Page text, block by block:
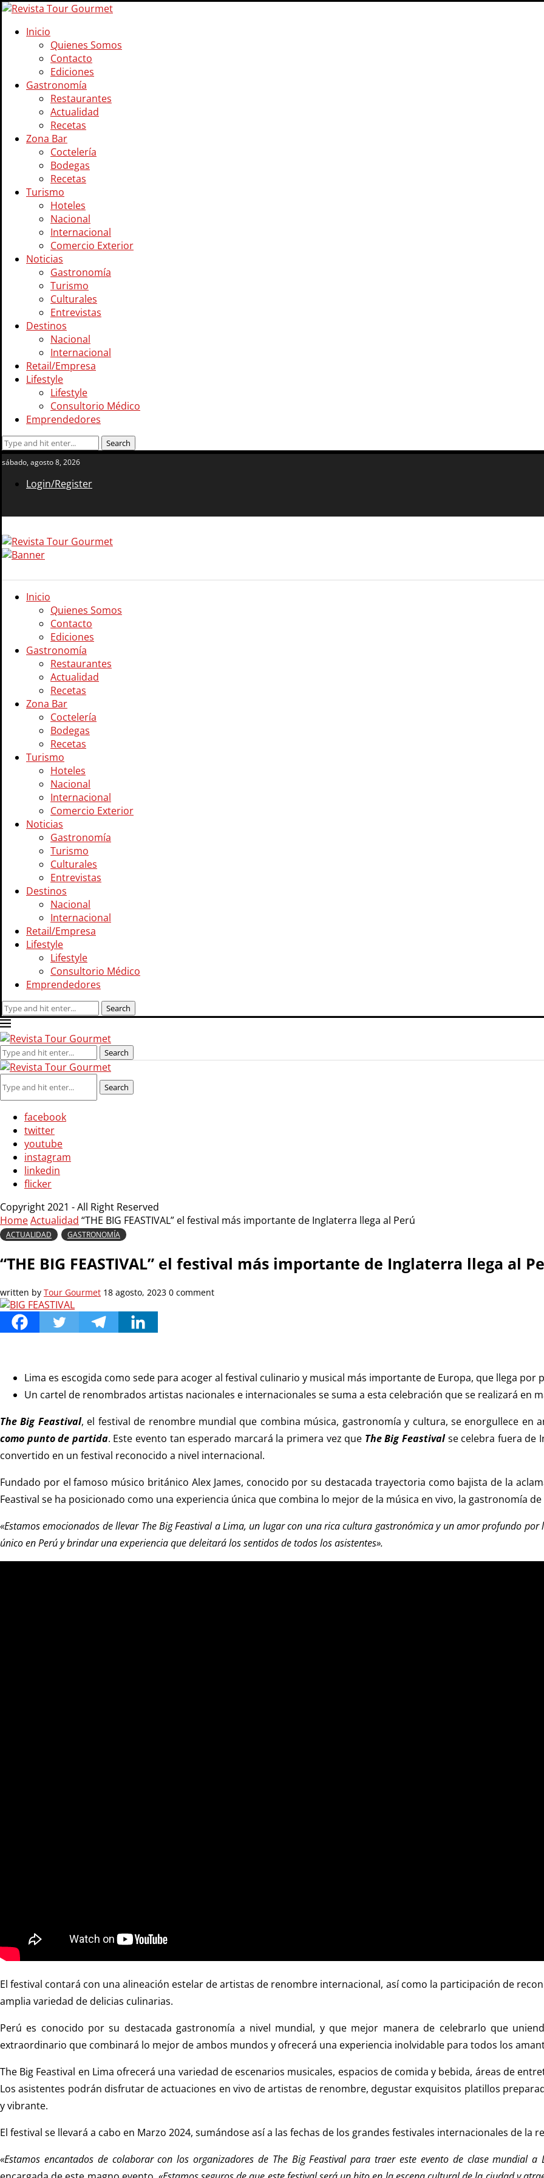
Inicio
Quienes Somos
Contacto
Ediciones
Gastronomía
Restaurantes
Actualidad
Recetas
Zona Bar
Coctelería
Bodegas
Recetas
Turismo
Hoteles
Nacional
Internacional
Comercio Exterior
Noticias
Gastronomía
Turismo
Culturales
Entrevistas
Destinos
Nacional
Internacional
Retail/Empresa
Lifestyle
Lifestyle
Consultorio Médico
Emprendedores
sábado, agosto 8, 2026
Login/Register
Inicio
Quienes Somos
Contacto
Ediciones
Gastronomía
Restaurantes
Actualidad
Recetas
Zona Bar
Coctelería
Bodegas
Recetas
Turismo
Hoteles
Nacional
Internacional
Comercio Exterior
Noticias
Gastronomía
Turismo
Culturales
Entrevistas
Destinos
Nacional
Internacional
Retail/Empresa
Lifestyle
Lifestyle
Consultorio Médico
Emprendedores
Search
facebook
twitter
youtube
instagram
linkedin
flicker
Copyright 2021 - All Right Reserved
HomeActualidad “THE BIG FEASTIVAL” el festival más importante de Inglaterra llega al Perú
ACTUALIDAD GASTRONOMÍA
“THE BIG FEASTIVAL” el festival más importante de Inglaterra llega al
written by Tour Gourmet 18 agosto, 2023 0 comment
Lima es escogida como sede para acoger al festival culinario y musical más importante de Europa, que llega por
Un cartel de renombrados artistas nacionales e internacionales se suma a esta celebración que se realizará en
The Big Feastival, el festival de renombre mundial que combina música, gastronomía y cultura, se enorgullece en
como punto de partida. Este evento tan esperado marcará la primera vez que The Big Feastivalse celebra fuera de
convertido en un festival reconocido a nivel internacional.
Fundado por el famoso músico británico Alex James, conocido por su destacada trayectoria como bajista de la
Feastival se ha posicionado como una experiencia única que combina lo mejor de la música en vivo, la gastronomía
«Estamos emocionados de llevar The Big Feastival a Lima, un lugar con una rica cultura gastronómica y un amor profundo por
único en Perú y brindar una experiencia que deleitará los sentidos de todos los asistentes».
El festival contará con una alineación estelar de artistas de renombre internacional, así como la participación de
amplia variedad de delicias culinarias.
Perú es conocido por su destacada gastronomía a nivel mundial, y que mejor manera de celebrarlo que
extraordinario que combinará lo mejor de ambos mundos y ofrecerá una experiencia inolvidable para todos los
The Big Feastival en Lima ofrecerá una variedad de escenarios musicales, espacios de comida y bebida, áreas de
Los asistentes podrán disfrutar de actuaciones en vivo de artistas de renombre, degustar exquisitos platillos
y vibrante.
El festival se llevará a cabo en Marzo 2024, sumándose así a las fechas de los grandes festivales internacionales de la
«Estamos encantados de colaborar con los organizadores de The Big Feastival para traer este evento de clase mundial a